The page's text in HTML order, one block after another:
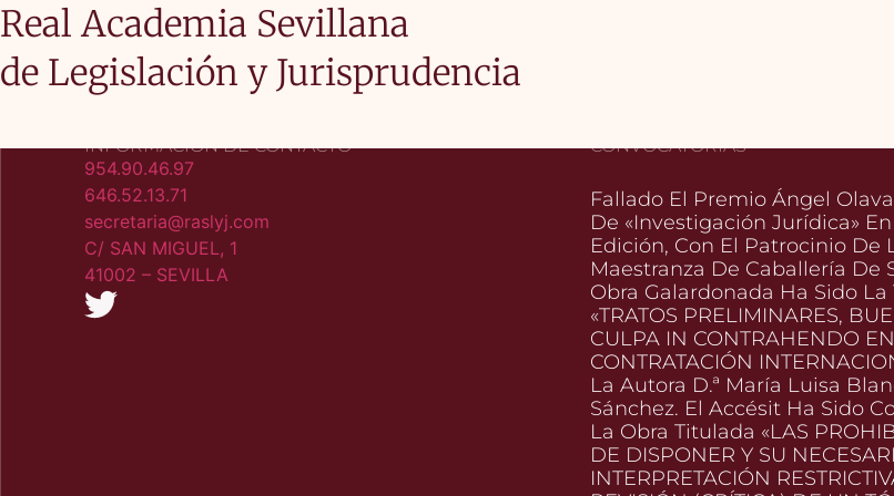
Real Academia Sevillana
de Legislación y Jurisprudencia
INFORMACIÓN DE CONTACTO
954.90.46.97
646.52.13.71
secretaria@raslyj.com
C/ SAN MIGUEL, 1
41002 – SEVILLA​
CONVOCATORIAS
Fallado El Premio Ángel
De «Investigación Jurídica» En
Edición, Con El Patrocinio De
Maestranza De Caballería De
Obra Galardonada Ha Sido La
«TRATOS PRELIMINARES,
CULPA IN CONTRAHENDO
CONTRATACIÓN
La Autora D.ª María Luisa
Sánchez. El Accésit Ha Sido
La Obra Titulada «LAS
DE DISPONER Y SU
INTERPRETACIÓN